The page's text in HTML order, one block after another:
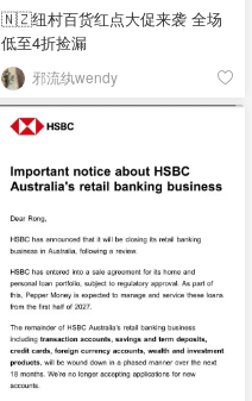
🇳🇿纽村百货红点大促来袭 全场
低至4折捡漏
邪流纨wendy